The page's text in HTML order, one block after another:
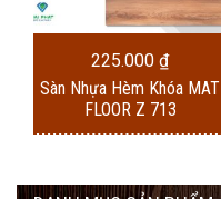
225.000 ₫
Sàn Nhựa Hèm Khóa MAT
FLOOR Z 713